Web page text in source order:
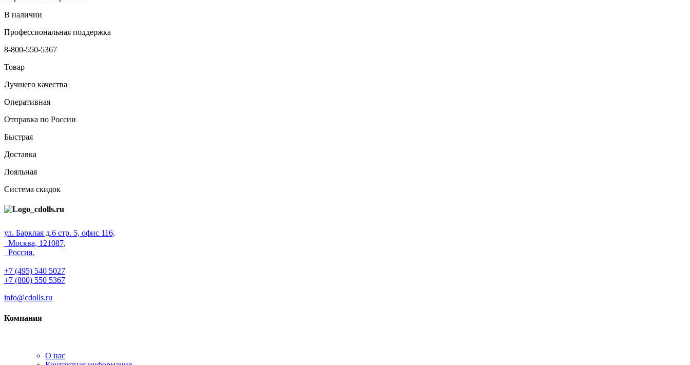
В наличии
Профессиональная поддержка
8-800-550-5367
Товар
Лучшего качества
Оперативная
Отправка по России
Быстрая
Доставка
Лояльная
Система скидок
ул. Барклая д.6 стр. 5, офис 116,
Москва, 121087,
Россия.
+7 (495) 540 5027
+7 (800) 550 5367
info@cdolls.ru
Компания
О нас